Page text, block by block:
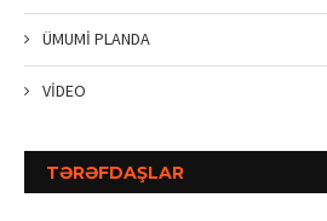
ÜMUMİ PLANDA
VİDEO
TƏRƏFDAŞLAR